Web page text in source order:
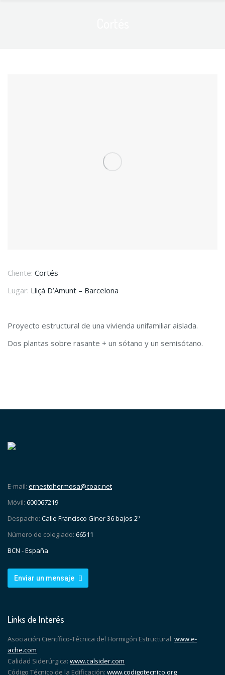
Cliente: Cortés
Lugar: Lliçà D’Amunt – Barcelona
Proyecto estructural de una vivienda unifamiliar aislada.
Dos plantas sobre rasante + un sótano y un semisótano.
E-mail: ernestohermosa@coac.net
Móvil: 600067219
Despacho: Calle Francisco Giner 36 bajos 2º
Número de colegiado: 66511
BCN - España
Enviar un mensaje
Links de Interés
Asociación Científico-Técnica del Hormigón Estructural: www.e-
ache.com
Calidad Siderúrgica: www.calsider.com
Código Técnico de la Edificación: www.codigotecnico.org